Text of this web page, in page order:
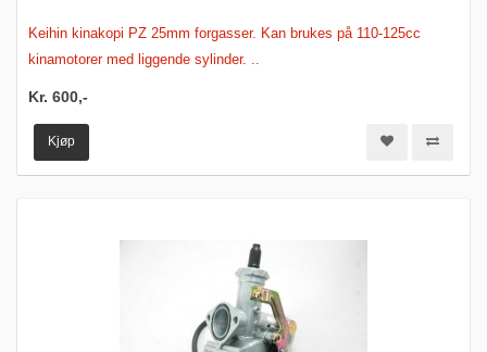
Keihin kinakopi PZ 25mm forgasser. Kan brukes på 110-125cc
kinamotorer med liggende sylinder. ..
Kr. 600,-
Kjøp